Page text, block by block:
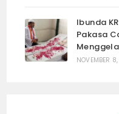
Ibunda
Pakasa
NOVEMBER